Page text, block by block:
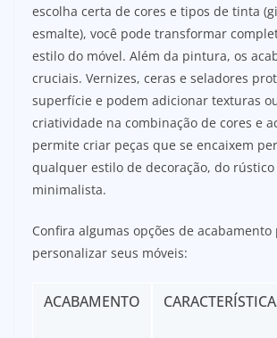
escolha certa de cores e tipos de tinta
esmalte), você pode transformar
estilo do móvel. Além da pintura, os
cruciais. Vernizes, ceras e seladores
superfície e podem adicionar texturas
criatividade na combinação de cores e
permite criar peças que se encaixem
qualquer estilo de decoração, do rústico
minimalista.
Confira algumas opções de acabamento
personalizar seus móveis:
ACABAMENTO